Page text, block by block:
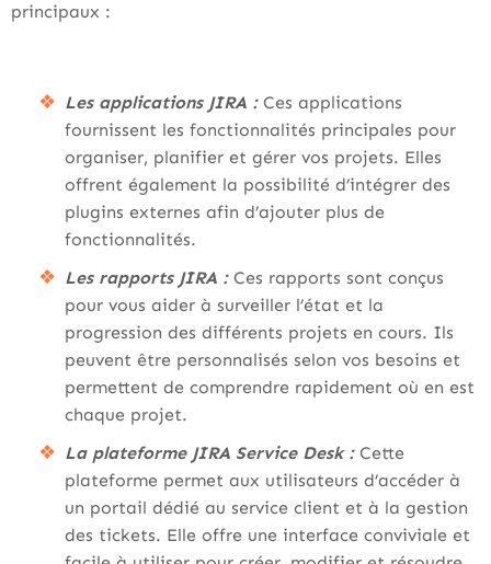
principaux :
Les applications JIRA : Ces applications
fournissent les fonctionnalités principales pour
organiser, planifier et gérer vos projets. Elles
offrent également la possibilité d’intégrer des
plugins externes afin d’ajouter plus de
fonctionnalités.
Les rapports JIRA : Ces rapports sont conçus
pour vous aider à surveiller l’état et la
progression des différents projets en cours. Ils
peuvent être personnalisés selon vos besoins et
permettent de comprendre rapidement où en est
chaque projet.
La plateforme JIRA Service Desk :Cette
plateforme permet aux utilisateurs d’accéder à
un portail dédié au service client et à la gestion
des tickets. Elle offre une interface conviviale et